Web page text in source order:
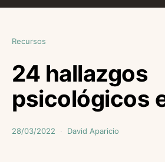
Recursos
24 hallazgos
psicológicos
28/03/2022 David Aparicio